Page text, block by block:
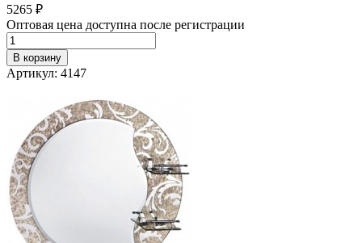
5265 ₽
Оптовая цена доступна после регистрации
В корзину
Артикул: 4147